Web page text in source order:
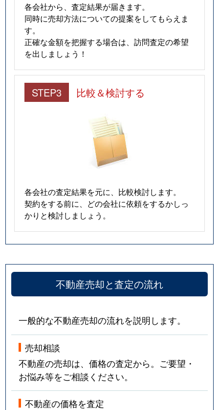
各会社から、査定結果が届きます。
同時に売却方法についての提案をしてもらえま
す。
正確な金額を把握する場合は、訪問査定の希望
を出しましょう！
STEP3 比較＆検討する
各会社の査定結果を元に、比較検討します。
契約をする前に、どの会社に依頼をするかしっ
かりと検討しましょう。
不動産売却と査定の流れ
一般的な不動産売却の流れを説明します。
売却相談
不動産の売却は、価格の査定から。ご要望・
お悩み等をご相談ください。
不動産の価格を査定